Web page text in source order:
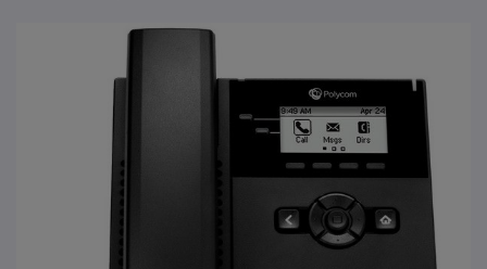
Saltar para o final da Galeria de imagens